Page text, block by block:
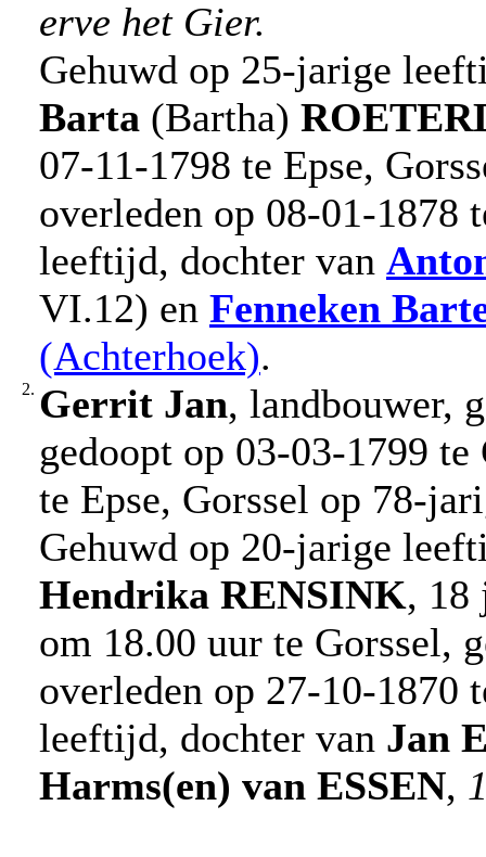
erve het Gier.
Gehuwd op 25-jarige
Barta (Bartha)
07-11-1798 te Epse,
overleden op 08-01-1878
leeftijd, dochter van
VI.12) en Fenneken
(Achterhoek).
2. Gerrit Jan, landbouwer,
gedoopt op 03-03-1799
te Epse, Gorssel op 78-
Gehuwd op 20-jarige
Hendrika RENSINK, 18
om 18.00 uur te Gorssel,
overleden op 27-10-1870
leeftijd, dochter van Jan
Harms(en) van ESSEN,